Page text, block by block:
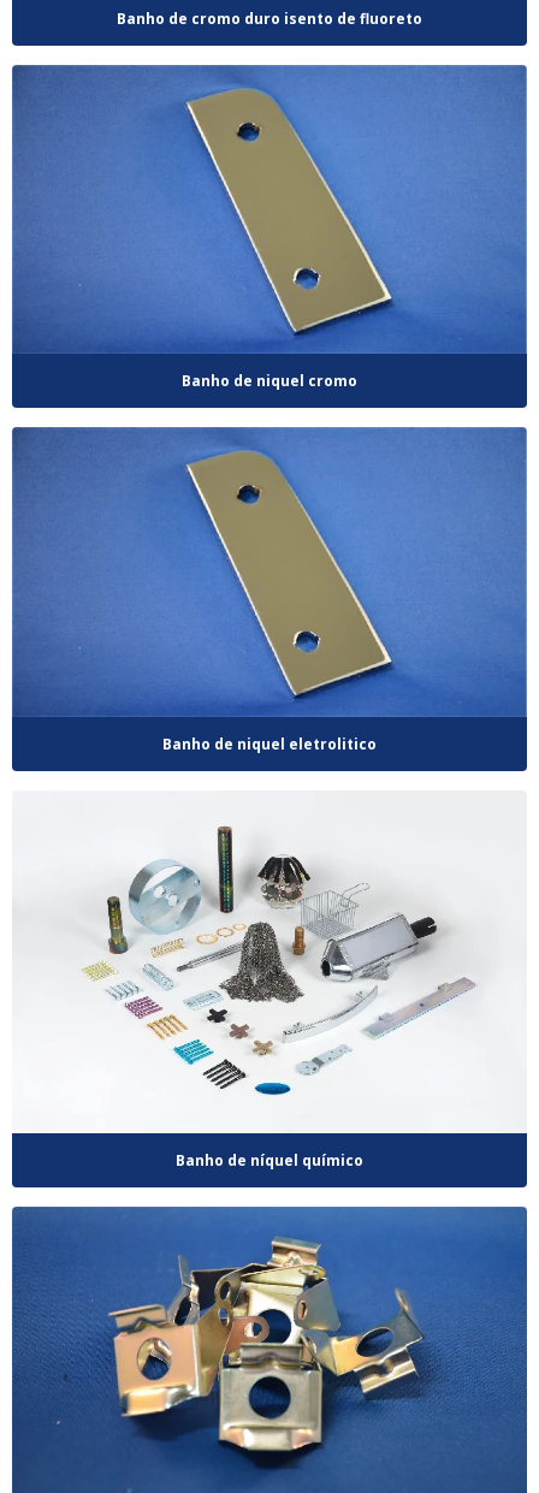
Banho de cromo duro isento de fluoreto
Banho de niquel cromo
Banho de niquel eletrolitico
Banho de níquel químico